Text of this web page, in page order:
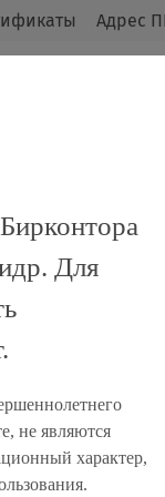
Адрес
Button
Для
не являются
характер,